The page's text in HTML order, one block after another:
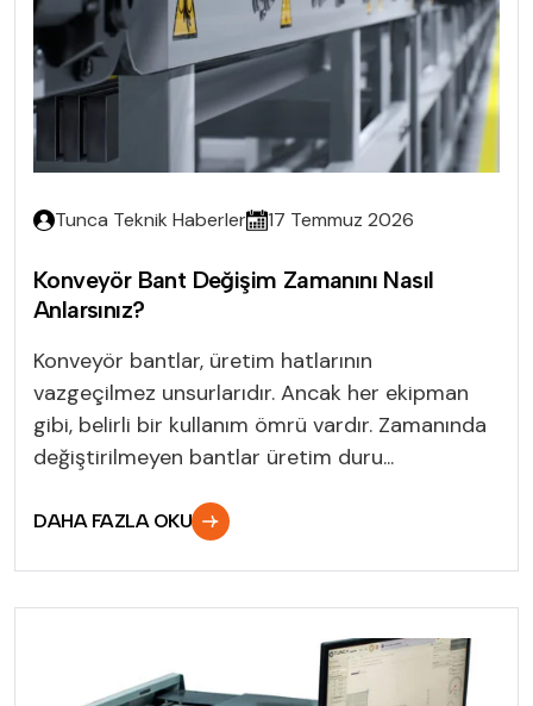
Tunca Teknik Haberler 17 Temmuz 2026
Konveyör Bant Değişim Zamanını Nasıl
Anlarsınız?
Konveyör bantlar, üretim hatlarının
vazgeçilmez unsurlarıdır. Ancak her ekipman
gibi, belirli bir kullanım ömrü vardır. Zamanında
değiştirilmeyen bantlar üretim duru...
DAHA FAZLA OKU